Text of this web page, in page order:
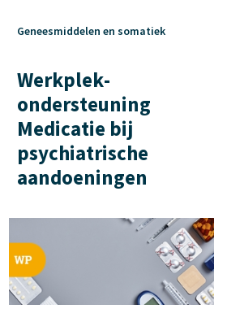
Werkplek­
ondersteuning
Medicatie bij
psychiatrische
aandoeningen
Geneesmiddelen en somatiek